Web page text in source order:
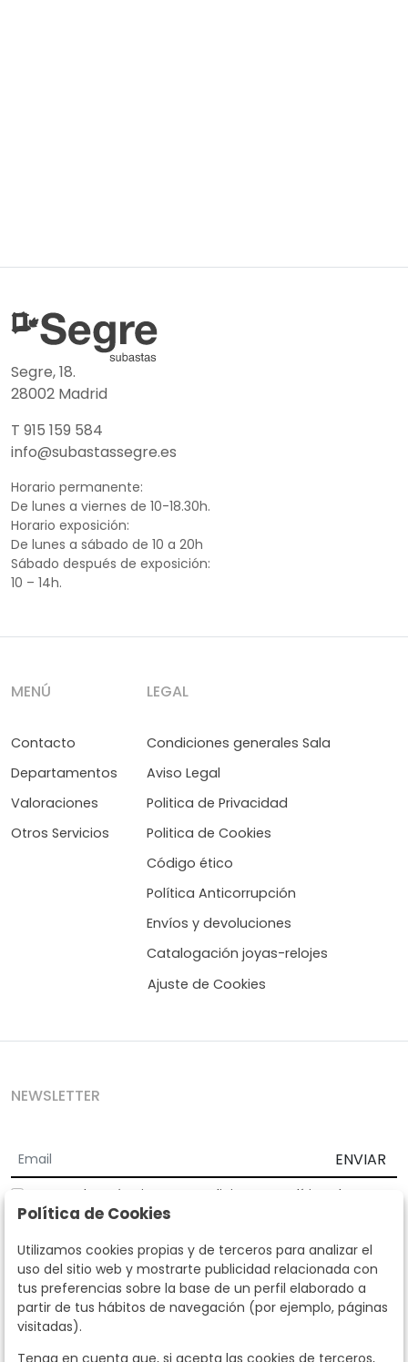
Segre, 18.
28002 Madrid
T 915 159 584
info@subastassegre.es
Horario permanente:
De lunes a viernes de 10-18.30h.
Horario exposición:
De lunes a sábado de 10 a 20h
Sábado después de exposición:
10 – 14h.
MENÚ
Contacto
Departamentos
Valoraciones
Otros Servicios
LEGAL
Condiciones generales Sala
Aviso Legal
Politica de Privacidad
Politica de Cookies
Código ético
Política Anticorrupción
Envíos y devoluciones
Catalogación joyas-relojes
Ajuste de Cookies
NEWSLETTER
ENVIAR
Acepto los Términos y Condiciones
Política de
privacidad
Según la LOPD y disposiciones de desarrollo, informamos que sus
datos personales serán tratados por parte de Subastas Segre con la
finalidad de gestionar la relación comercial. Puede ejercitar los
derechos de acceso, rectificación, cancelación, oposición y demás
derechos en los términos establecidos en la normativa vigente
dirigiéndote a nosotros. Asimismo, nos puede solicitar el envío de
Política de Cookies
Utilizamos cookies propias y de terceros para analizar el
uso del sitio web y mostrarte publicidad relacionada con
tus preferencias sobre la base de un perfil elaborado a
partir de tus hábitos de navegación (por ejemplo, páginas
visitadas).
Tenga en cuenta que, si acepta las cookies de terceros,